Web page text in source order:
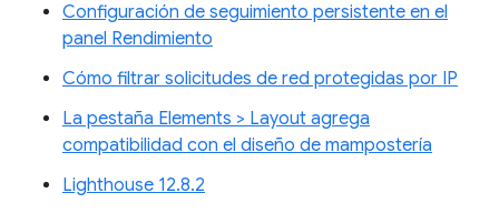
Configuración de seguimiento persistente en el
panel Rendimiento
Cómo filtrar solicitudes de red protegidas por IP
La pestaña Elements > Layout agrega
compatibilidad con el diseño de mampostería
Lighthouse 12.8.2